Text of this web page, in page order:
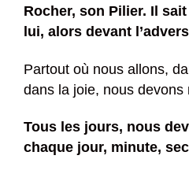
Rocher, son Pilier. Il
lui, alors devant
Partout où nous allons,
dans la joie, nous devons
Tous les jours, nous
chaque jour, minute,